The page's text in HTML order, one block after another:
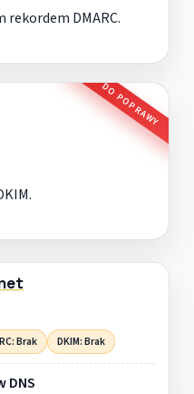
rekordem DMARC.
DO POPRAWY
Brak DKIM: Brak
DNS